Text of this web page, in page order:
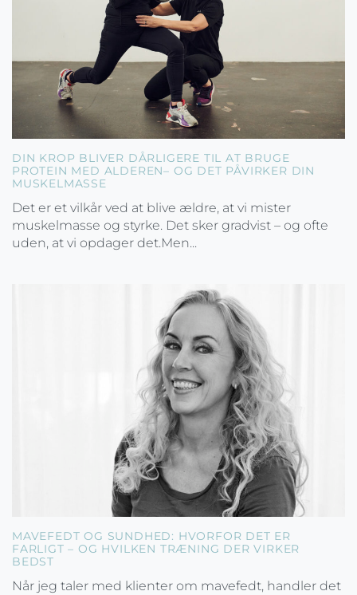
DIN KROP BLIVER DÅRLIGERE TIL AT BRUGE
PROTEIN MED ALDEREN– OG DET PÅVIRKER DIN
MUSKELMASSE
Det er et vilkår ved at blive ældre, at vi mister
muskelmasse og styrke. Det sker gradvist – og ofte
uden, at vi opdager det.Men...
MAVEFEDT OG SUNDHED: HVORFOR DET ER
FARLIGT – OG HVILKEN TRÆNING DER VIRKER
BEDST
Når jeg taler med klienter om mavefedt, handler det